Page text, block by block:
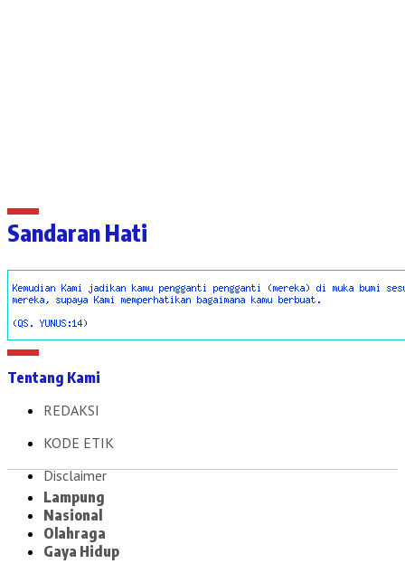
Sandaran Hati
Tentang Kami
REDAKSI
KODE ETIK
Disclaimer
Lampung
Nasional
Olahraga
Gaya Hidup